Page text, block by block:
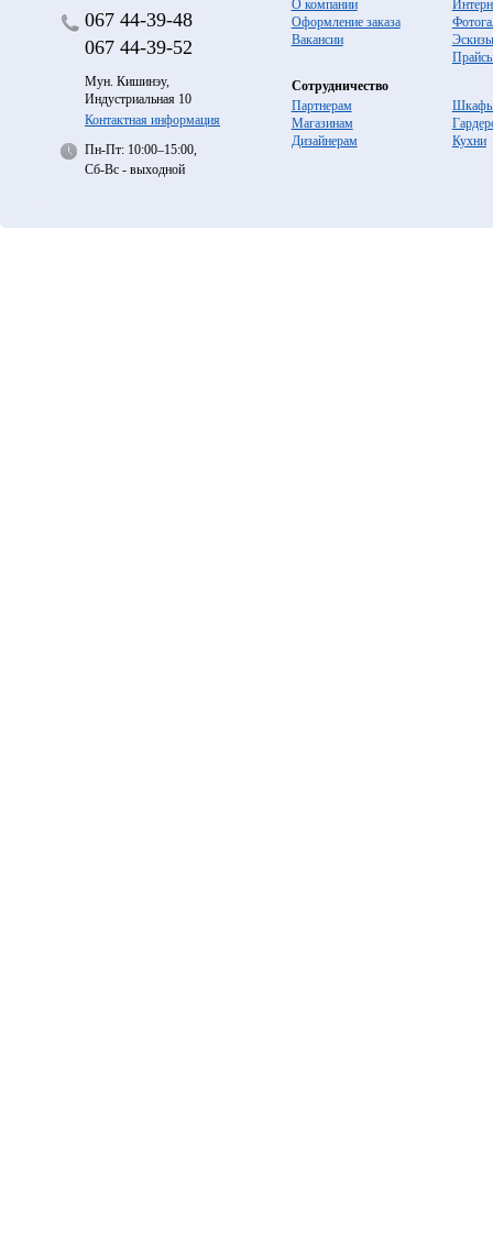
067 44-39-48
067 44-39-52
Мун. Кишинэу,
Индустриальная 10
Контактная информация
Пн-Пт: 10:00–15:00,
Сб-Вс - выходной
О компании
Оформление заказа
Вакансии
Эскизы
Сотрудничество
Партнерам
Магазинам
Дизайнерам
Кухни